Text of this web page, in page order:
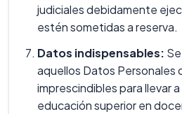
judiciales debidamente
estén sometidas a reserva.
Datos indispensables:
aquellos Datos Personales
imprescindibles para llevar
educación superior en